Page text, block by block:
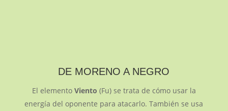
DE MORENO A NEGRO
El elemento Viento (Fu) se trata de cómo usar la
energía del oponente para atacarlo. También se usa